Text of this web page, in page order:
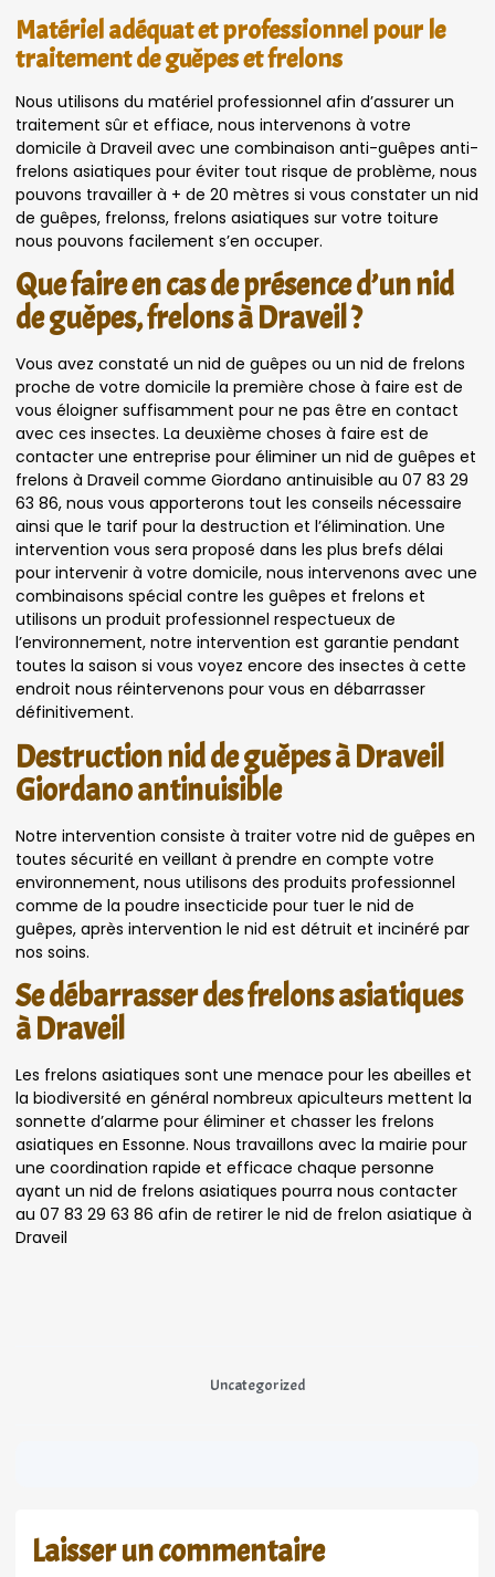
Matériel adéquat et professionnel pour le
traitement de guêpes et frelons
Nous utilisons du matériel professionnel afin d’assurer un
traitement sûr et effiace, nous intervenons à votre
domicile à Draveil avec une combinaison anti-guêpes anti-
frelons asiatiques pour éviter tout risque de problème, nous
pouvons travailler à + de 20 mètres si vous constater un nid
de guêpes, frelonss, frelons asiatiques sur votre toiture
nous pouvons facilement s’en occuper.
Que faire en cas de présence d’un nid
de guêpes, frelons à Draveil ?
Vous avez constaté un nid de guêpes ou un nid de frelons
proche de votre domicile la première chose à faire est de
vous éloigner suffisamment pour ne pas être en contact
avec ces insectes. La deuxième choses à faire est de
contacter une entreprise pour éliminer un nid de guêpes et
frelons à Draveil comme Giordano antinuisible au 07 83 29
63 86, nous vous apporterons tout les conseils nécessaire
ainsi que le tarif pour la destruction et l’élimination. Une
intervention vous sera proposé dans les plus brefs délai
pour intervenir à votre domicile, nous intervenons avec une
combinaisons spécial contre les guêpes et frelons et
utilisons un produit professionnel respectueux de
l’environnement, notre intervention est garantie pendant
toutes la saison si vous voyez encore des insectes à cette
endroit nous réintervenons pour vous en débarrasser
définitivement.
Destruction nid de guêpes à Draveil
Giordano antinuisible
Notre intervention consiste à traiter votre nid de guêpes en
toutes sécurité en veillant à prendre en compte votre
environnement, nous utilisons des produits professionnel
comme de la poudre insecticide pour tuer le nid de
guêpes, après intervention le nid est détruit et incinéré par
nos soins.
Se débarrasser des frelons asiatiques
à Draveil
Les frelons asiatiques sont une menace pour les abeilles et
la biodiversité en général nombreux apiculteurs mettent la
sonnette d’alarme pour éliminer et chasser les frelons
asiatiques en Essonne. Nous travaillons avec la mairie pour
une coordination rapide et efficace chaque personne
ayant un nid de frelons asiatiques pourra nous contacter
au 07 83 29 63 86 afin de retirer le nid de frelon asiatique à
Draveil
Uncategorized
Laisser un commentaire